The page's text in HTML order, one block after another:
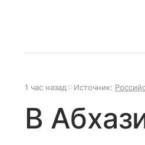
1 час назад Источник:
В